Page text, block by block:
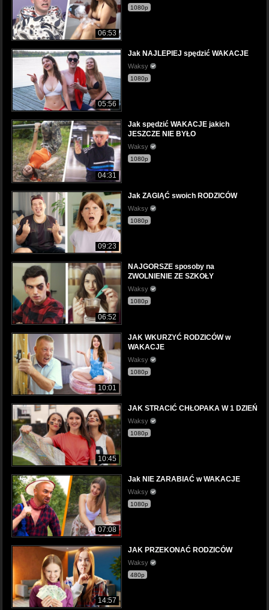
06:53
1080p
05:56
Jak NAJLEPIEJ spędzić WAKACJE
Waksy
1080p
04:31
Jak spędzić WAKACJE jakich
JESZCZE NIE BYŁO
Waksy
1080p
09:23
Jak ZAGIĄĆ swoich RODZICÓW
Waksy
1080p
06:52
NAJGORSZE sposoby na
ZWOLNIENIE ZE SZKOŁY
Waksy
1080p
10:01
JAK WKURZYĆ RODZICÓW w
WAKACJE
Waksy
1080p
10:45
JAK STRACIĆ CHŁOPAKA W 1 DZIEŃ
Waksy
1080p
07:08
Jak NIE ZARABIAĆ w WAKACJE
Waksy
1080p
14:57
JAK PRZEKONAĆ RODZICÓW
Waksy
480p